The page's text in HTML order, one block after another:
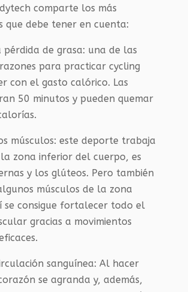
comparte los más
que debe tener en cuenta:
pérdida de grasa: una de las
para practicar cycling
con el gasto calórico. Las
50 minutos y pueden quemar
músculos: este deporte trabaja
zona inferior del cuerpo, es
y los glúteos. Pero también
músculos de la zona
se consigue fortalecer todo el
gracias a movimientos
sanguínea: Al hacer
se agranda y, además,